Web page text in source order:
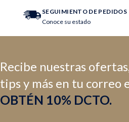
SEGUIMIENTO DE PEDIDOS
Conoce su estado
Recibe nuestras
tips y más en tu correo
OBTÉN 10% DCTO.